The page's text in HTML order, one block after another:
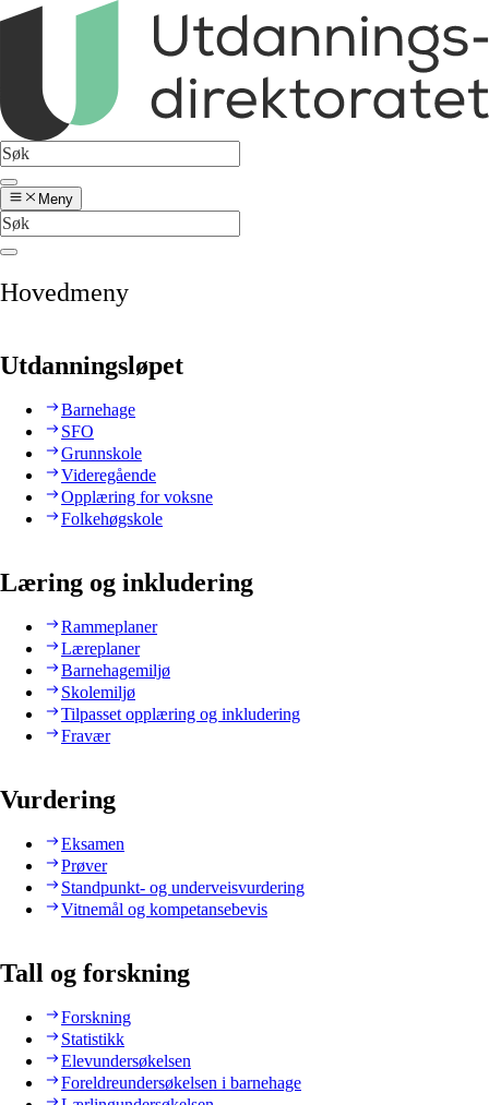
Meny
Hovedmeny
Utdanningsløpet
Barnehage
SFO
Grunnskole
Videregående
Opplæring for voksne
Folkehøgskole
Læring og inkludering
Rammeplaner
Læreplaner
Barnehagemiljø
Skolemiljø
Tilpasset opplæring og inkludering
Fravær
Vurdering
Eksamen
Prøver
Standpunkt- og underveisvurdering
Vitnemål og kompetansebevis
Tall og forskning
Forskning
Statistikk
Elevundersøkelsen
Foreldreundersøkelsen i barnehage